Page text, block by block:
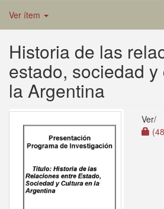
Ver ítem
Historia de las
estado, sociedad
la Argentina
Ver/